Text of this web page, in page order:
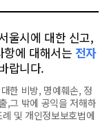
울시에 대한 신고,
에 대해서는 전자
랍니다.
한 비방, 명예훼손, 정
,그 밖에 공익을 저해하
및 개인정보보호법에